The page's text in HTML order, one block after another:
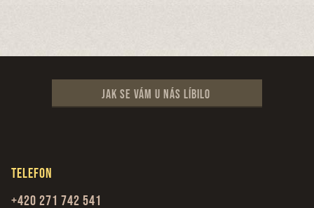
Jak se vám u nás líbilo
Telefon
+420 271 742 541